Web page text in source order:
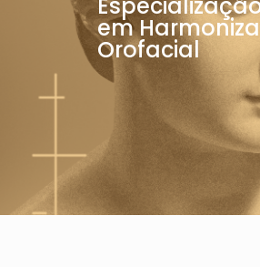
em
Orofacial